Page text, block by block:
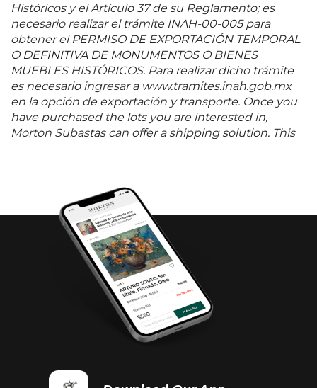
Históricos y el Artículo 37 de su Reglamento; es
necesario realizar el trámite INAH-00-005 para
obtener el PERMISO DE EXPORTACIÓN TEMPORAL
O DEFINITIVA DE MONUMENTOS O BIENES
MUEBLES HISTÓRICOS. Para realizar dicho trámite
es necesario ingresar a www.tramites.inah.gob.mx
en la opción de exportación y transporte. Once you
have purchased the lots you are interested in,
Morton Subastas can offer a shipping solution. This